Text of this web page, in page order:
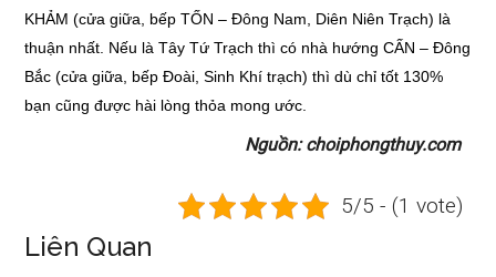
KHẢM (cửa giữa, bếp TỐN – Đông Nam, Diên Niên Trạch) là
thuận nhất. Nếu là Tây Tứ Trạch thì có nhà hướng CẤN – Đông
Bắc (cửa giữa, bếp Đoài, Sinh Khí trạch) thì dù chỉ tốt 130%
bạn cũng được hài lòng thỏa mong ước.
Nguồn: choiphongthuy.com
5/5 - (1 vote)
Liên Quan